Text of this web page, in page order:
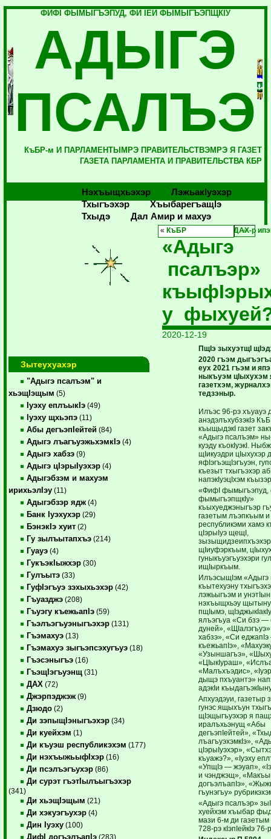
ФИФI ФЫМЫГЪЭПУД, ФИ IЕЙ ФЫМЫГЪЭПЩКIУ
АДЫГЭ
ПСАЛЪЭ
КъБР-м И ПАРЛАМЕНТЫМРЭ ПРАВИТЕЛЬСТВЭМРЭ Я ГАЗЕТ
ГАЗЕТА ПАРЛАМЕНТА И ПРАВИТЕЛЬСТВА КБР
Нэхъыщхьэхэр
Лэжьакlуэхэр
Тхыгъэхэр
Хъыбарегъащlэ
Тхыдэ
Дал Амир и махуэ
Зытеухуахэр
"Адыгэ псалъэм" и
хьэщIэщым (5)
Iуэху еплъыкIэ (49)
Iуэху щхьэпэ (11)
Абы дегъэпIейтей (84)
Адыгэ лъагъуэжьхэмкIэ (4)
Адыгэ хабзэ (9)
Адыгэ цIэрыIуэхэр (4)
Адыгэбзэм и махуэм
ирихьэлIэу (11)
Адыгэбзэр ядж (4)
Банк Iуэхухэр (29)
БэнэкIэ хуит (2)
Гу зылъытапхъэ (214)
Гуауэ (4)
ГукъэкIыжхэр (30)
Гулъытэ (33)
ГуфIэгъуэ зэхыхьэхэр (42)
Гъуазджэ (208)
Гъуэгу къежьапIэ (59)
Гъэлъэгъуэныгъэхэр (131)
Гъэмахуэ (13)
Гъэмахуэ зыгъэпсэхугъуэ (18)
Гъэсэныгъэ (16)
ГъэщIэгъуэнщ (31)
ДАХ (72)
Джэрпэджэж (9)
Дзюдо (2)
Ди зэпыщIэныгъэхэр (34)
Ди куейхэм (1)
Ди къуэш республикэхэм (177)
Ди нэхъыжьыфIхэр (16)
Ди псэлъэгъухэр (86)
Ди сурэт гъэтIылъыгъэхэр
(341)
Ди хьэщIэщым (21)
Ди хэкуэгъухэр (4)
Дин Iуэху (100)
ДифI догъэлъапIэ (283)
« КъБР ДАХ-р
«Адыгэ
псалъэр»
у
2020-12-19
ПщIэ зыхуэтщI
2020 гъэм
еух 2021 гъэм и
ныкъуэм цIыхухэм
газетхэм,
тедзэныр.
Илъэс 96-рэ хъуауэ
анэдэлъхубзэкIэ
къыщыдэкI газет
«Адыгэ псалъэм»
куэду къокIуэкI.
щIикуэдри цIыхухэр
яфIэгъэщIэгъуэн,
къезыт тхыгъэхэр
напэкIуэцIхэм
«ФифI фымыгъэпуд,
фымыгъэпщкIу»
къыхуеджэныгъэр
газетым лъэпкъым
республикэми хамэ
цIэрыIуэ щещI,
щIиуфэркъым,
гуныкъуэгъуэхэри
ищIыркъым.
ИлъэсыщIэм «Адыгэ
къытехуэну
лэжьыгъэм и
нэхъыщхьэу
пщIымэ,
ялъэгъуа «Си бзэ —
дуней»,
хабзэ», «Си
къежьапIэ»,
«Узыншагъэ»,
«ЦIыкIураш»,
«Малъхъэдис»,
дыщэ пхъуантэ»
адэкIи
Апхуэдэуи, газетыр
гунэс ящыхъун
щIэщыгъуэхэр я
иралъхьэнущ «Абы
дегъэпIейтей»,
лъагъуэхэмкIэ»,
цIэрыIуэхэр»,
къуажэ?», «Iуэху
«УпщIэ — жэуап»,
и чэнджэщ»,
догъэлъапIэ»,
гъунэгъу»
«Адыгэ псалъэр»
хуейхэм хъыбар
мази 6-м ди газетым
728-рэ кIэпIейкIэ 76-